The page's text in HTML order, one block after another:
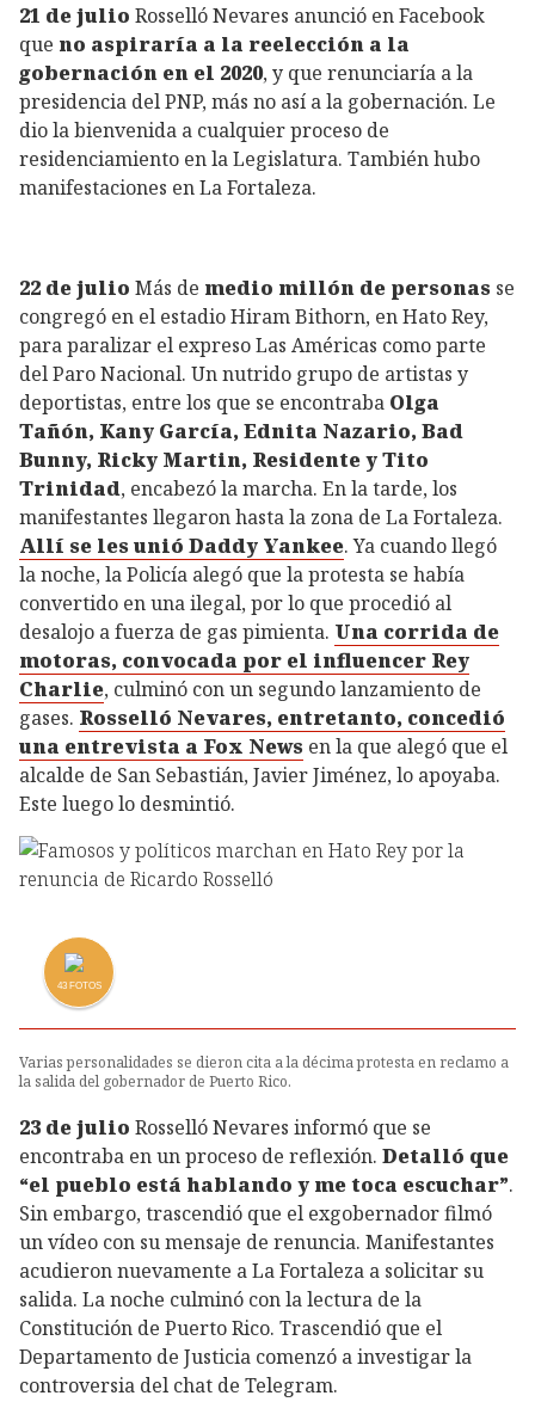
21 de julio Rosselló Nevares anunció en Facebook
que no aspiraría a la reelección a la
gobernación en el 2020, y que renunciaría a la
presidencia del PNP, más no así a la gobernación. Le
dio la bienvenida a cualquier proceso de
residenciamiento en la Legislatura. También hubo
manifestaciones en La Fortaleza.
22 de julio Más de medio millón de personas se
congregó en el estadio Hiram Bithorn, en Hato Rey,
para paralizar el expreso Las Américas como parte
del Paro Nacional. Un nutrido grupo de artistas y
deportistas, entre los que se encontraba Olga
Tañón, Kany García, Ednita Nazario, Bad
Bunny, Ricky Martin, Residente y Tito
Trinidad, encabezó la marcha. En la tarde, los
manifestantes llegaron hasta la zona de La Fortaleza.
Allí se les unió Daddy Yankee. Ya cuando llegó
la noche, la Policía alegó que la protesta se había
convertido en una ilegal, por lo que procedió al
desalojo a fuerza de gas pimienta. Una corrida de
motoras, convocada por el influencer Rey
Charlie, culminó con un segundo lanzamiento de
gases. Rosselló Nevares, entretanto, concedió
una entrevista a Fox News en la que alegó que el
alcalde de San Sebastián, Javier Jiménez, lo apoyaba.
Este luego lo desmintió.
43FOTOS
Varias personalidades se dieron cita a la décima protesta en reclamo a
la salida del gobernador de Puerto Rico.
23 de julio Rosselló Nevares informó que se
encontraba en un proceso de reflexión. Detalló que
“el pueblo está hablando y me toca escuchar”.
Sin embargo, trascendió que el exgobernador filmó
un vídeo con su mensaje de renuncia. Manifestantes
acudieron nuevamente a La Fortaleza a solicitar su
salida. La noche culminó con la lectura de la
Constitución de Puerto Rico. Trascendió que el
Departamento de Justicia comenzó a investigar la
controversia del chat de Telegram.